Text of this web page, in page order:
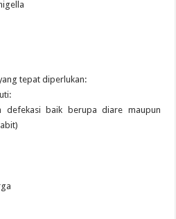
tepat diperlukan:
defekasi baik berupa diare maupun